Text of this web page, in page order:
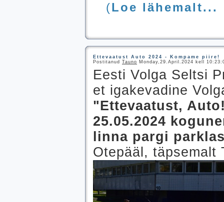
(Loe lähemalt...
Ettevaatust Auto 2024 - Kompame piire!
Postitanud Tauno Monday,29.April.2024 kell
Eesti Volga Seltsi
et igakevadine
"Ettevaatust,
25.05.2024
linna pargi
Otepääl, täpsemalt